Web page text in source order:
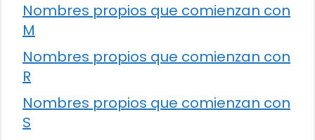
Nombres propios que comienzan con
M
Nombres propios que comienzan con
R
Nombres propios que comienzan con
S